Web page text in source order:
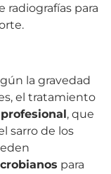
radiografías para
la gravedad
el tratamiento
, que
sarro de los
para